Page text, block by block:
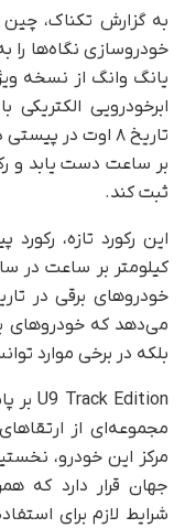
به گزارش تکناک،
بر ساعت دست یابد و
ثبت کند.
خودروهای برقی در
می‌دهد که خودروهای
بلکه در برخی موارد
مجموعه‌ای از
جهان قرار دارد که
شرایط لازم برای